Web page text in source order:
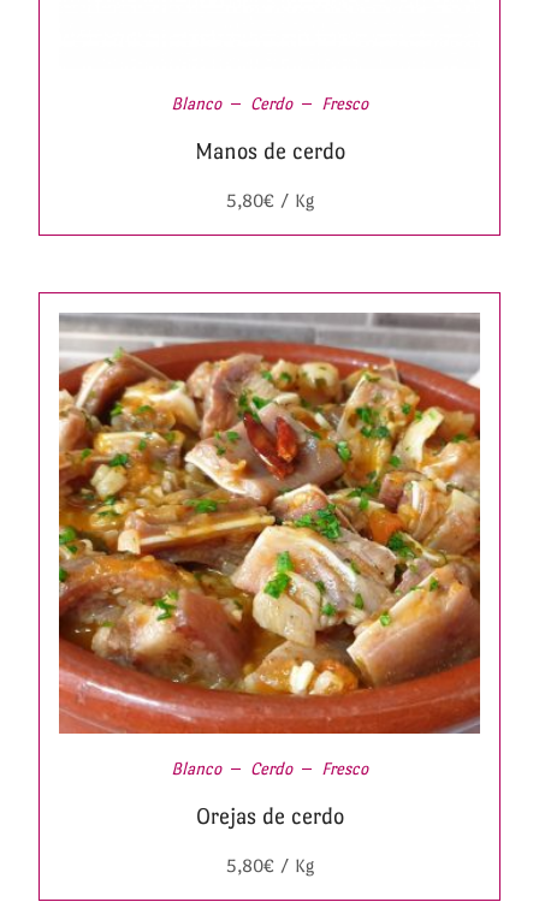
Blanco Cerdo Fresco
Manos de cerdo
5,80€/ Kg
Blanco Cerdo Fresco
Orejas de cerdo
5,80€/ Kg